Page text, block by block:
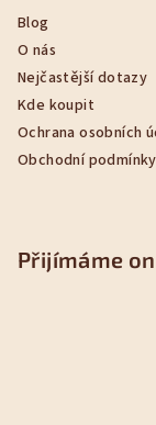
Blog
O nás
Nejčastější dotazy
Kde koupit
Ochrana osobních
Obchodní podmínky
Přijímáme